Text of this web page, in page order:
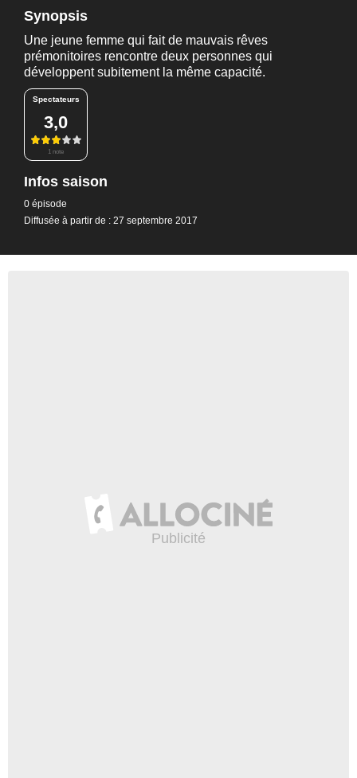
Synopsis
Une jeune femme qui fait de mauvais rêves
prémonitoires rencontre deux personnes qui
développent subitement la même capacité.
Spectateurs
3,0
1 note
Infos saison
0 épisode
Diffusée à partir de : 27 septembre 2017